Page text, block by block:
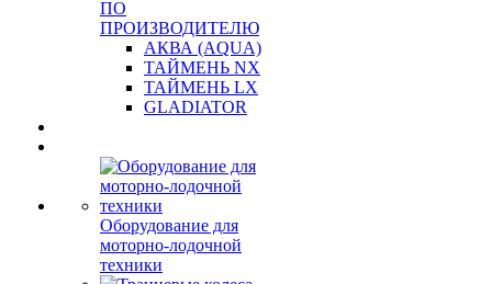
ПО
ПРОИЗВОДИТЕЛЮ
АКВА (AQUA)
ТАЙМЕНЬ NX
ТАЙМЕНЬ LX
GLADIATOR
Оборудование для
моторно-лодочной
техники